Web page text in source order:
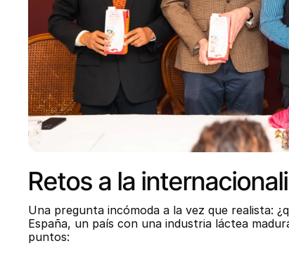
Retos a la
Una pregunta incómoda a la vez que realista:
España, un país con una industria láctea
puntos: